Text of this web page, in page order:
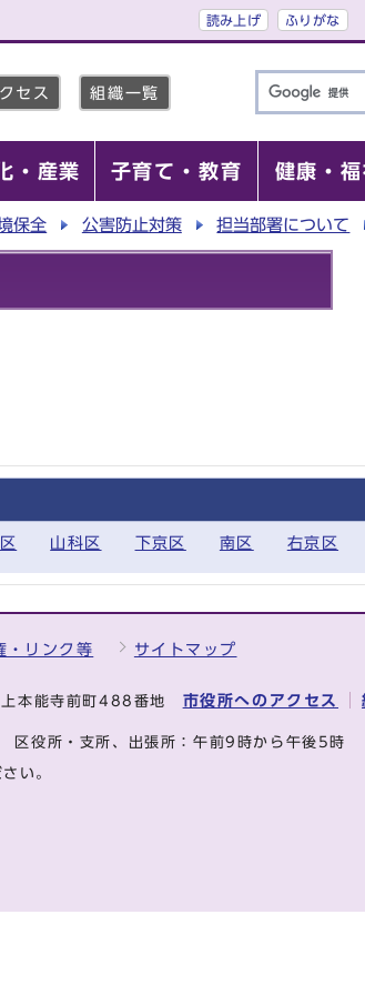
読み上げ ふりがな
セス 組織一覧
・産業 子育て・教育 健康・福
保全 公害防止対策 担当部署について
山科区 下京区 南区 右京区
・リンク等 サイトマップ
本能寺前町488番地 市役所へのアクセス
区役所・支所、出張所：午前9時から午後5時
い。